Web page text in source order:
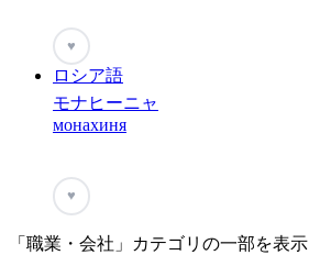
♥
ロシア語
モナヒーニャ
монахиня
♥
「職業・会社」カテゴリの一部を表示